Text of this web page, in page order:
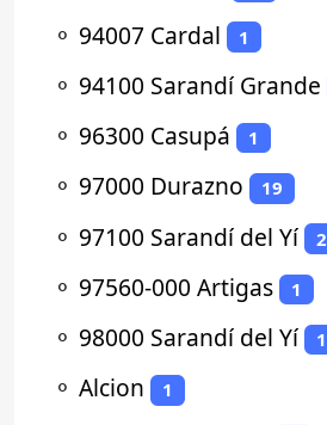
⚬ 94007 Cardal 1
⚬ 94100 Sarandí Grande
⚬ 96300 Casupá 1
⚬ 97000 Durazno 19
⚬ 97100 Sarandí del Yí 2
⚬ 97560-000 Artigas 1
⚬ 98000 Sarandí del Yí 1
⚬ Alcion 1